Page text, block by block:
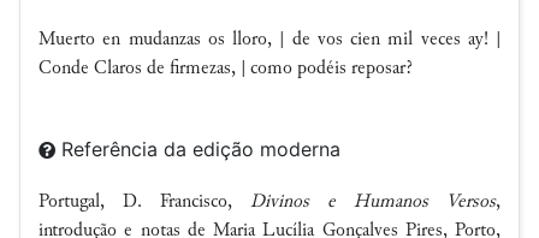
Muerto en mudanzas os lloro, | de vos cien mil veces ay! |
Conde Claros de firmezas, | como podéis reposar?
Referência da edição moderna
Portugal, D. Francisco, Divinos e Humanos Versos,
introdução e notas de Maria Lucília Gonçalves Pires, Porto,